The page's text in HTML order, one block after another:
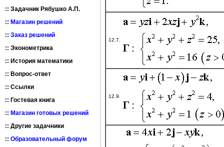
12.7.
12.9.
:: Задачник Рябушко А.П.
:: Магазин решений
:: Заказ решений
:: Эконометрика
:: История математики
:: Вопрос-ответ
:: Ссылки
:: Гостевая книга
:: Магазин готовых решений
:: Другие задачники
:: Образовательный форум